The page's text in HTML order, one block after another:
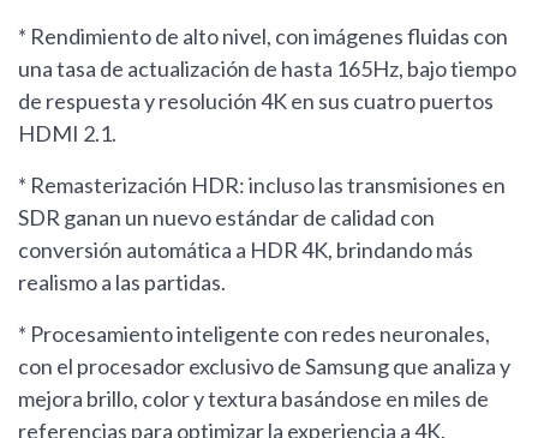
* Rendimiento de alto nivel, con imágenes fluidas con
una tasa de actualización de hasta 165Hz, bajo tiempo
de respuesta y resolución 4K en sus cuatro puertos
HDMI 2.1.
* Remasterización HDR: incluso las transmisiones en
SDR ganan un nuevo estándar de calidad con
conversión automática a HDR 4K, brindando más
realismo a las partidas.
* Procesamiento inteligente con redes neuronales,
con el procesador exclusivo de Samsung que analiza y
mejora brillo, color y textura basándose en miles de
referencias para optimizar la experiencia a 4K.